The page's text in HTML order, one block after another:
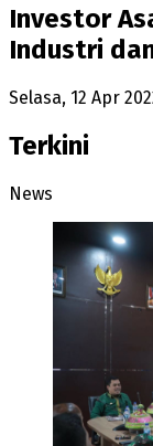
Investor
Industri
Selasa, 12 Apr
Terkini
News